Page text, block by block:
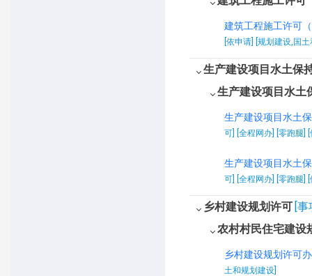
建筑工程施工许可
[依申请] [规划建设,国
生产建设项目水土保
生产建设项目水土
生产建设项目水土
可] [全程网办] [零跑腿]
生产建设项目水土
可] [全程网办] [零跑腿]
乡村建设规划许可 [
农村村民住宅建设
乡村建设规划许可
土和规划建设]